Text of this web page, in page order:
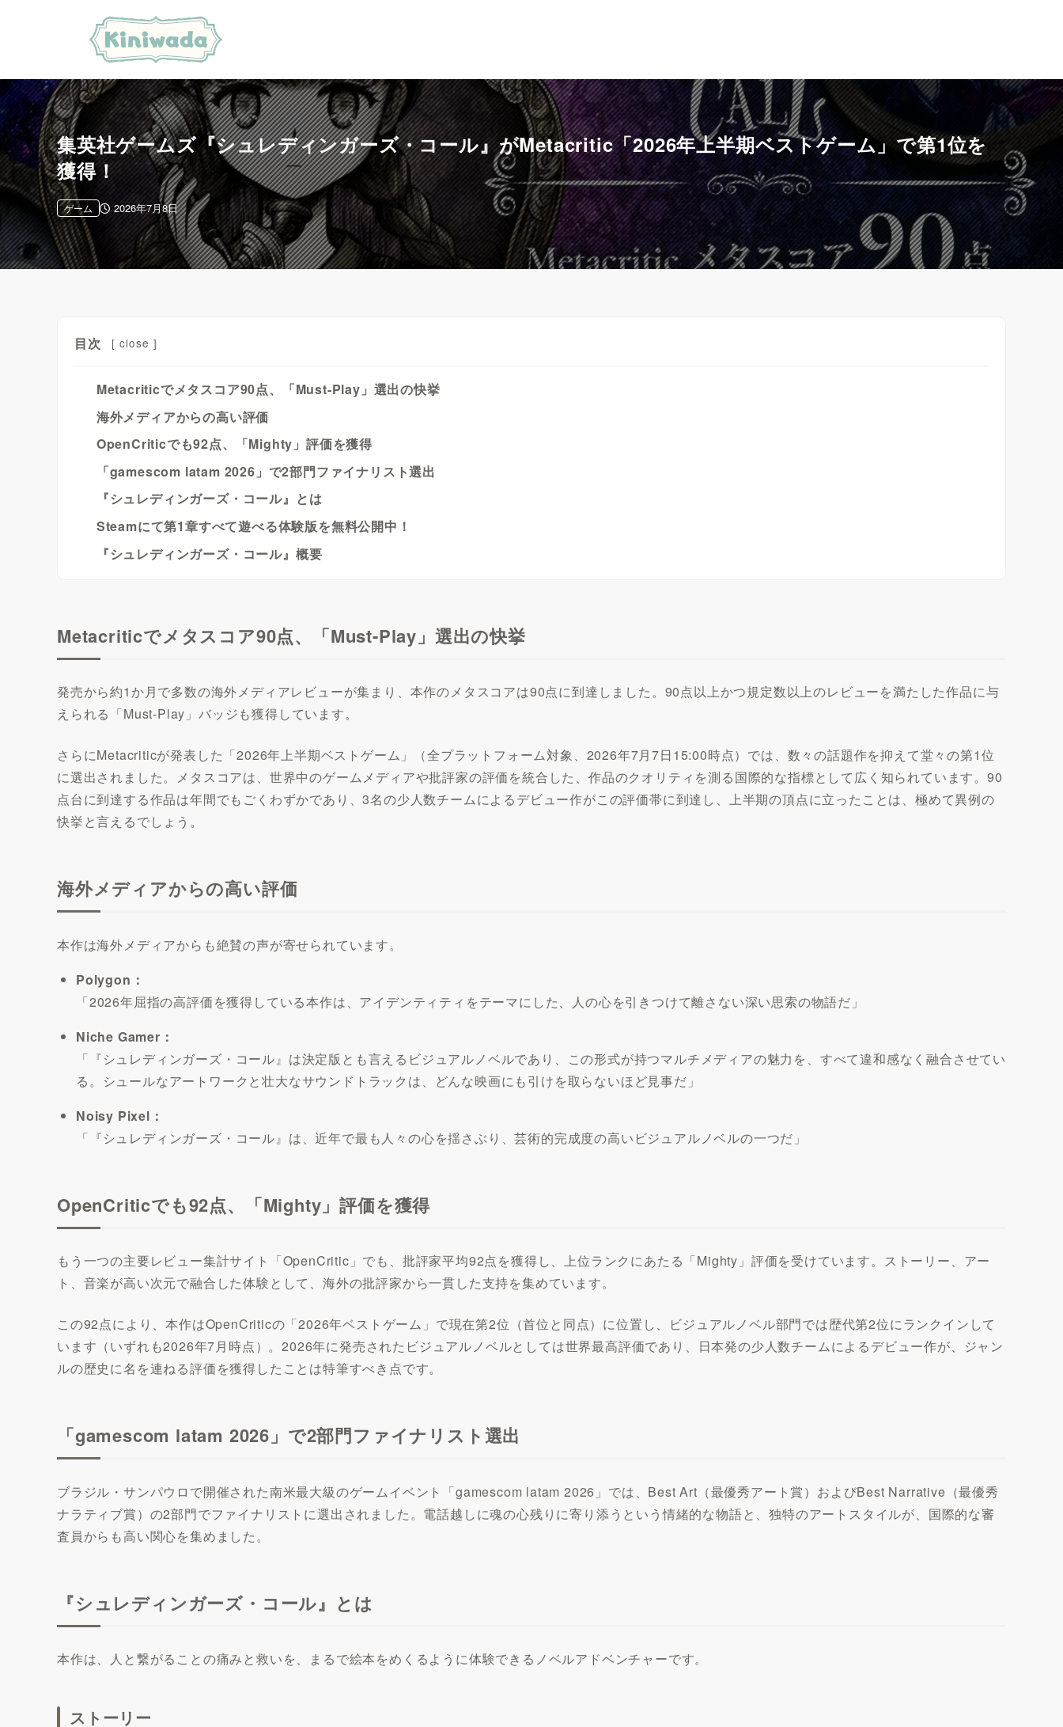
集英社ゲームズ『シュレディンガーズ・コール』がMetacritic「2026年上半期ベストゲーム」で第1位を
獲得！
2026年7月8日
ゲーム
目次 [ close ]
Metacriticでメタスコア90点、「Must-Play」選出の快挙
海外メディアからの高い評価
OpenCriticでも92点、「Mighty」評価を獲得
「gamescom latam 2026」で2部門ファイナリスト選出
『シュレディンガーズ・コール』とは
Steamにて第1章すべて遊べる体験版を無料公開中！
『シュレディンガーズ・コール』概要
Metacriticでメタスコア90点、「Must-Play」選出の快挙
発売から約1か月で多数の海外メディアレビューが集まり、本作のメタスコアは90点に到達しました。90点以上かつ規定数以上のレビューを満たした作品に与
えられる「Must-Play」バッジも獲得しています。
さらにMetacriticが発表した「2026年上半期ベストゲーム」（全プラットフォーム対象、2026年7月7日15:00時点）では、数々の話題作を抑えて堂々の第1位
に選出されました。メタスコアは、世界中のゲームメディアや批評家の評価を統合した、作品のクオリティを測る国際的な指標として広く知られています。90
点台に到達する作品は年間でもごくわずかであり、3名の少人数チームによるデビュー作がこの評価帯に到達し、上半期の頂点に立ったことは、極めて異例の
快挙と言えるでしょう。
海外メディアからの高い評価
本作は海外メディアからも絶賛の声が寄せられています。
Polygon：
「2026年屈指の高評価を獲得している本作は、アイデンティティをテーマにした、人の心を引きつけて離さない深い思索の物語だ」
Niche Gamer：
「『シュレディンガーズ・コール』は決定版とも言えるビジュアルノベルであり、この形式が持つマルチメディアの魅力を、すべて違和感なく融合させてい
る。シュールなアートワークと壮大なサウンドトラックは、どんな映画にも引けを取らないほど見事だ」
Noisy Pixel：
「『シュレディンガーズ・コール』は、近年で最も人々の心を揺さぶり、芸術的完成度の高いビジュアルノベルの一つだ」
OpenCriticでも92点、「Mighty」評価を獲得
もう一つの主要レビュー集計サイト「OpenCritic」でも、批評家平均92点を獲得し、上位ランクにあたる「Mighty」評価を受けています。ストーリー、アー
ト、音楽が高い次元で融合した体験として、海外の批評家から一貫した支持を集めています。
この92点により、本作はOpenCriticの「2026年ベストゲーム」で現在第2位（首位と同点）に位置し、ビジュアルノベル部門では歴代第2位にランクインして
います（いずれも2026年7月時点）。2026年に発売されたビジュアルノベルとしては世界最高評価であり、日本発の少人数チームによるデビュー作が、ジャン
ルの歴史に名を連ねる評価を獲得したことは特筆すべき点です。
「gamescom latam 2026」で2部門ファイナリスト選出
ブラジル・サンパウロで開催された南米最大級のゲームイベント「gamescom latam 2026」では、Best Art（最優秀アート賞）およびBest Narrative（最優秀
ナラティブ賞）の2部門でファイナリストに選出されました。電話越しに魂の心残りに寄り添うという情緒的な物語と、独特のアートスタイルが、国際的な審
査員からも高い関心を集めました。
『シュレディンガーズ・コール』とは
本作は、人と繋がることの痛みと救いを、まるで絵本をめくるように体験できるノベルアドベンチャーです。
ストーリー